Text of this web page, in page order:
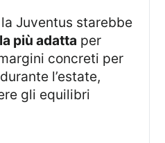
più adatta per
concreti per
l’estate,
gli equilibri